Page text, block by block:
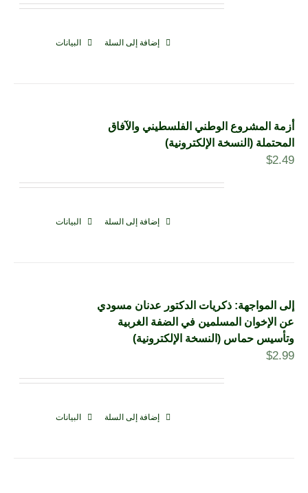
إضافة إلى السلة البيانات
أزمة المشروع الوطني الفلسطيني والآفاق
المحتملة (النسخة الإلكترونية)
$2.49
إضافة إلى السلة البيانات
إلى المواجهة: ذكريات الدكتور عدنان مسودي
عن الإخوان المسلمين في الضفة الغربية
وتأسيس حماس (النسخة الإلكترونية)
$2.99
إضافة إلى السلة البيانات